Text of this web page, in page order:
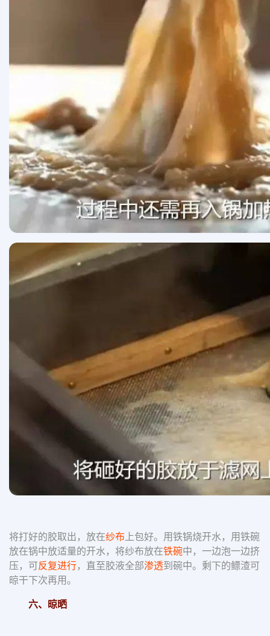
将打好的胶取出，放在纱布 上包好。用铁锅烧开水，用铁碗
放在锅中放适量的开水，将纱布放在铁碗中，一边泡一边挤
压，可反复进行，直至胶液全部渗透到碗中。剩下的鳔渣可
晾干下次再用。
六、晾晒